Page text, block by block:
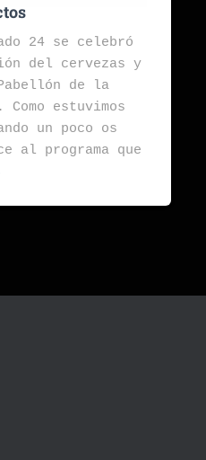
24 se celebró
del cervezas y
de la
Como estuvimos
un poco os
al programa que